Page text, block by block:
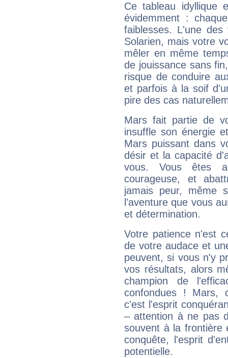
Ce tableau idyllique
évidemment :
faiblesses. L'une
Solarien, mais votre
mêler en même
de jouissance sans
risque de conduire
et parfois à la soif
pire des cas
Mars fait partie de
insuffle son énergie
Mars puissant dans
désir et la capacité
vous. Vous êtes
courageuse, et
jamais peur, même
l'aventure que vous
et détermination.
Votre patience n'est
de votre audace et
peuvent, si vous n'y
vos résultats, alors
champion de
confondues ! Mars,
c'est l'esprit
– attention à ne pas
souvent à la frontière
conquête, l'esprit
potentielle.